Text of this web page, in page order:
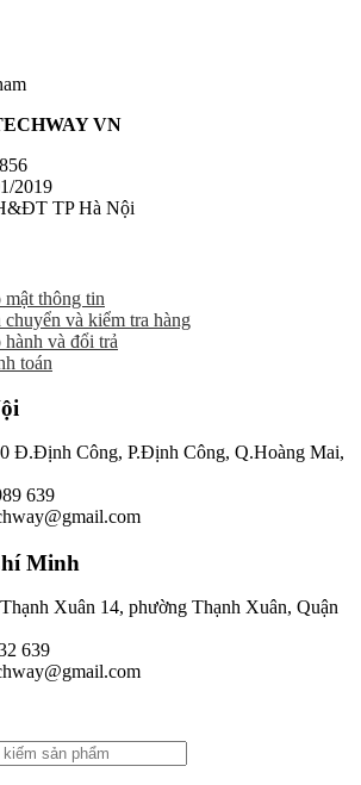
VN
2019
TP Hà Nội
mật thông tin
chuyển và kiểm tra hàng
hành và đổi trả
toán
Đ.Định Công, P.Định Công, Q.Hoàng Mai,
639
Minh
Xuân 14, phường Thạnh Xuân, Quận
639